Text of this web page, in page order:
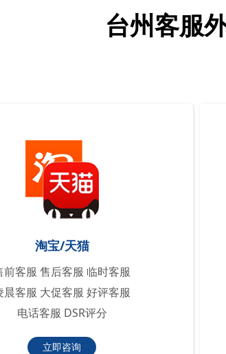
台州客服
淘宝/天猫
前客服 售后客服 临时客服
晨客服 大促客服 好评客服
电话客服 DSR评分
立即咨询